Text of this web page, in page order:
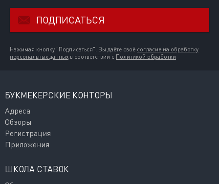
ПОДПИСАТЬСЯ
Нажимая кнопку "Подписаться", Вы даёте своё согласие на обработку
персональных данных в соответствии с Политикой обработки
БУКМЕКЕРСКИЕ КОНТОРЫ
Адреса
Обзоры
Регистрация
Приложения
ШКОЛА СТАВОК